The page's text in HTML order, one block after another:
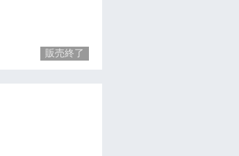
販売終了